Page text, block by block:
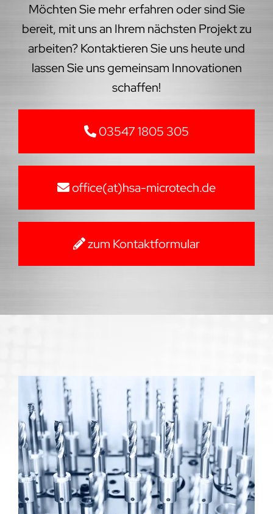
Möchten Sie mehr erfahren oder sind Sie
bereit, mit uns an Ihrem nächsten Projekt zu
arbeiten? Kontaktieren Sie uns heute und
lassen Sie uns gemeinsam Innovationen
schaffen!
03547 1805 305
office(at)hsa-microtech.de
zum Kontaktformular